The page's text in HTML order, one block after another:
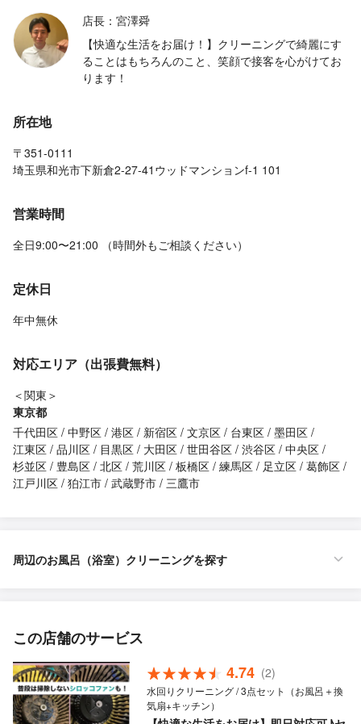
店長：宮澤舜
【快適な生活をお届け！】クリーニングで綺麗にす
ることはもちろんのこと、笑顔で接客を心がけてお
ります！
所在地
〒351-0111
埼玉県和光市下新倉2-27-41ウッドマンションf-1 101
営業時間
全日9:00〜21:00 （時間外もご相談ください）
定休日
年中無休
対応エリア（出張費無料）
＜関東＞
東京都
千代田区 中野区 港区 新宿区 文京区 台東区 墨田区
江東区 品川区 目黒区 大田区 世田谷区 渋谷区 中央区
杉並区
豊島区 北区 荒川区 板橋区 練馬区 足立区 葛飾区
江戸川区 狛江市 武蔵野市 三鷹市
周辺のお風呂（浴室）クリーニングを探す
この店舗のサービス
4.74 (2)
水回りクリーニング / 3点セット（お風呂＋換
気扇+キッチン）